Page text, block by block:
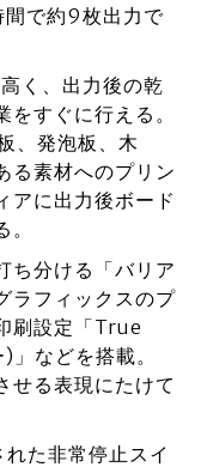
で約9枚出力で
く、出力後の乾
すぐに行える。
、発泡板、木
る素材へのプリン
アに出力後ボード
ち分ける「バリア
ラフィックスのプ
刷設定「True
などを搭載。
せる表現にたけて
た非常停止スイ